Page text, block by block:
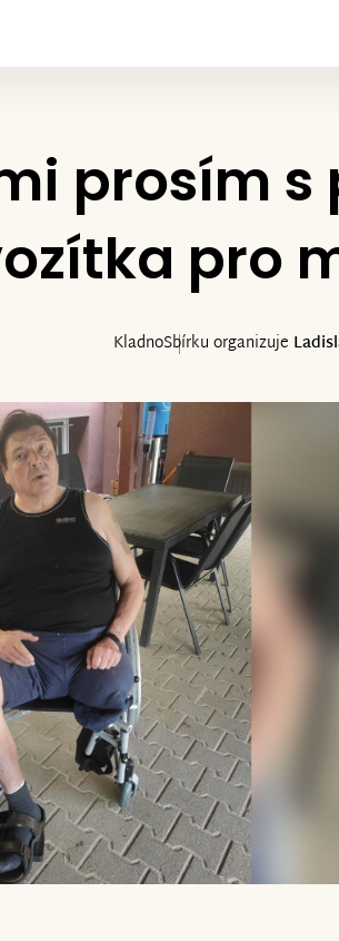
prosím
pro
KladnoSbírku organizuje